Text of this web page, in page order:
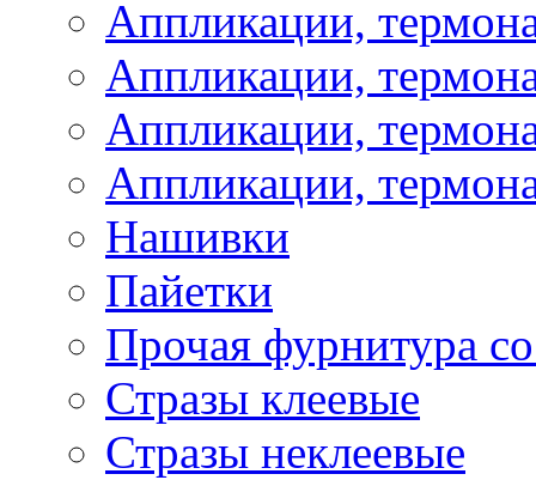
Аппликации,
Аппликации,
Аппликации,
Аппликации,
Нашивки
Пайетки
Прочая фурнитура
Стразы клеевые
Стразы неклеевые